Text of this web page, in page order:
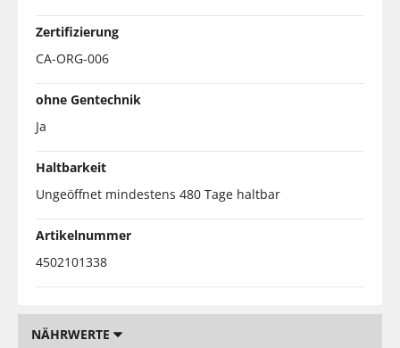
Zertifizierung
CA-ORG-006
ohne Gentechnik
Ja
Haltbarkeit
Ungeöffnet mindestens 480 Tage haltbar
Artikelnummer
4502101338
NÄHRWERTE